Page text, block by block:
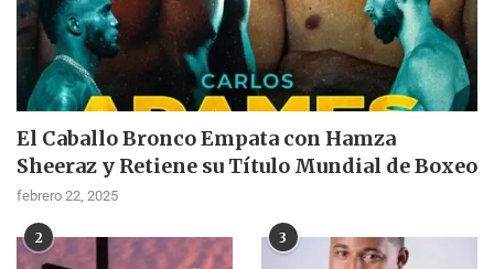
El Caballo Bronco Empata con Hamza
Sheeraz y Retiene su Título Mundial de Boxeo
febrero 22, 2025
2 3